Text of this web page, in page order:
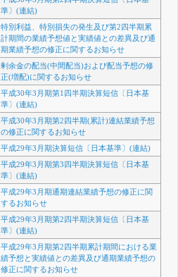
準〕(連結)
特別利益、特別損失の発生及び第2四半期累
計期間の業績予想値と実績値との差異及び通
期業績予想の修正に関するお知らせ
剰余金の配当(中間配当)および配当予想の修
正(増配)に関するお知らせ
平成30年3月期第1四半期決算短信〔日本基
準〕(連結)
平成30年3月期第2四半期(累計)連結業績予想
の修正に関するお知らせ
平成29年3月期決算短信〔日本基準〕(連結)
平成29年3月期第3四半期決算短信〔日本基
準〕(連結)
平成29年3月期通期連結業績予想の修正に関
するお知らせ
平成29年3月期第2四半期決算短信〔日本基
準〕(連結)
平成29年3月期第2四半期累計期間における業
績予想と実績値との差異及び通期業績予想の
修正に関するお知らせ